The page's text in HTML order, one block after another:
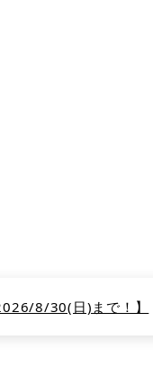
8/30(日)まで！】